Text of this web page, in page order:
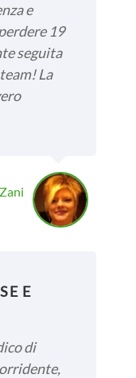
e
19
seguita
La
E
di